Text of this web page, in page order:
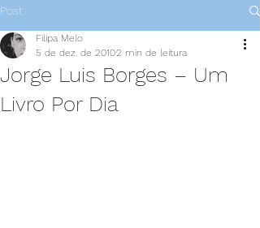
Post
Jorge Luis Borges – Um
Livro Por Dia
Filipa Melo
5 de dez. de 20102 min de leitura